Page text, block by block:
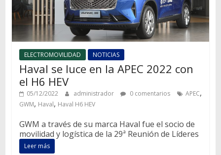
ELECTROMOVILIDAD NOTICIAS
Haval se luce en la APEC 2022 con
el H6 HEV
05/12/2022 administrador 0 comentarios APEC,
GWM, Haval, Haval H6 HEV
GWM a través de su marca Haval fue el socio de
movilidad y logística de la 29ª Reunión de Líderes
Leer más